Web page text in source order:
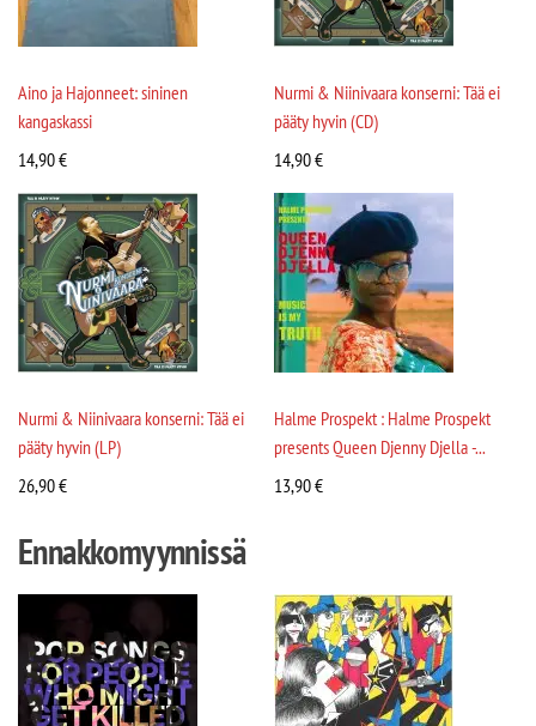
Aino ja Hajonneet: sininen
kangaskassi
14,90€
Nurmi & Niinivaara konserni: Tää ei
pääty hyvin (CD)
14,90€
Nurmi & Niinivaara konserni: Tää ei
pääty hyvin (LP)
26,90€
Halme Prospekt : Halme Prospekt
presents Queen Djenny Djella -...
13,90€
Ennakkomyynnissä